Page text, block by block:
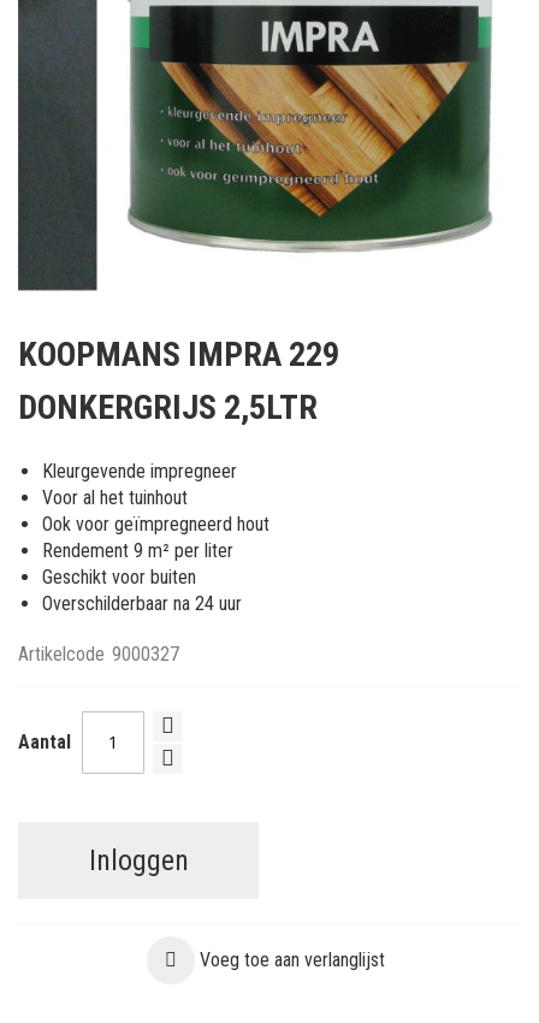
het
van
afbeeldingen-
gallerij
KOOPMANS IMPRA 229
DONKERGRIJS 2,5LTR
Kleurgevende impregneer
Voor al het tuinhout
Ook voor geïmpregneerd hout
Rendement 9 m² per liter
Geschikt voor buiten
Overschilderbaar na 24 uur
Artikelcode 9000327
Aantal
Inloggen
Voeg toe aan verlanglijst